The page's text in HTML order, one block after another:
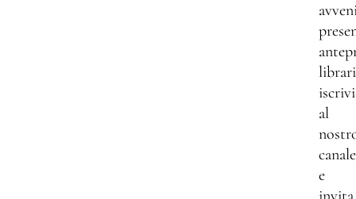
al
canale
e